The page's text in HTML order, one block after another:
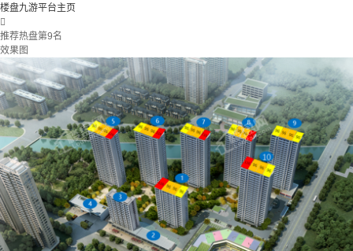
楼盘九游平台主页

推荐热盘第9名
效果图